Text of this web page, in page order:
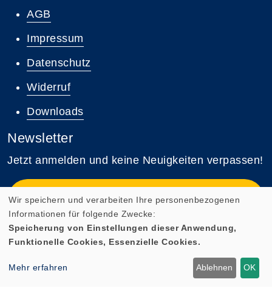
AGB
Impressum
Datenschutz
Widerruf
Downloads
Newsletter
Jetzt anmelden und keine Neuigkeiten verpassen!
Zum Newsletter anmelden
Cookie Einstellungen
Wir speichern und verarbeiten Ihre personenbezogenen
Informationen für folgende Zwecke:
Speicherung von Einstellungen dieser Anwendung,
Funktionelle Cookies, Essenzielle Cookies.
Mehr erfahren Ablehnen OK